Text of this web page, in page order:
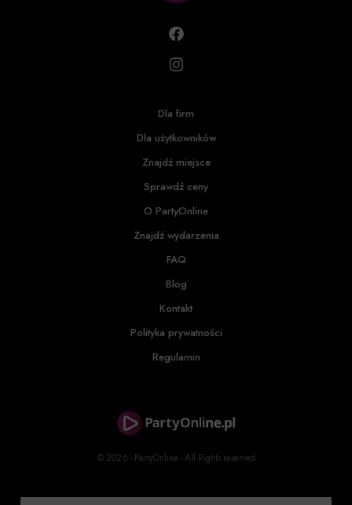
© 2026 - PartyOnline - All Rights reserved
Dla firm
Dla użytkowników
Znajdź miejsce
Sprawdź ceny
O PartyOnline
Znajdź wydarzenia
FAQ
Blog
Kontakt
Polityka prywatności
Regulamin